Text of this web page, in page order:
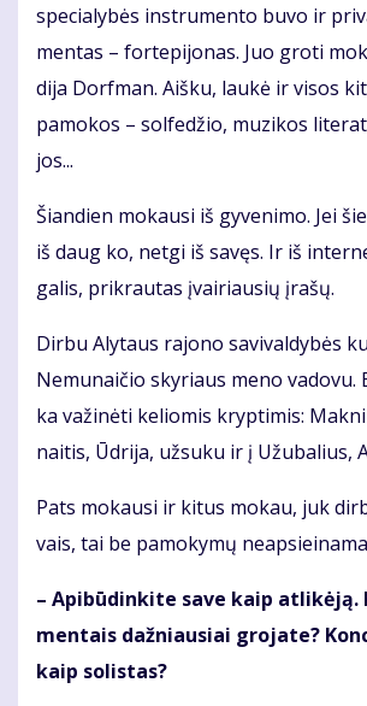
spe­cia­ly­bės in­stru­men­to bu­vo ir
men­tas – for­te­pi­jo­nas. Juo gro­ti
di­ja Dorf­man. Aiš­ku, lau­kė ir vi­sos
pa­mo­kos – sol­fe­džio, mu­zi­kos
jos...
Šian­dien mo­kau­si iš gy­ve­ni­mo. Jei
iš daug ko, net­gi iš sa­vęs. Ir iš
ga­lis, pri­krau­tas įvai­riau­sių įra­šų.
Dir­bu Aly­taus ra­jo­no sa­vi­val­dy­bės
Ne­mu­nai­čio sky­riaus me­no
ka va­ži­nė­ti ke­lio­mis kryp­ti­mis:
nai­tis, Ūd­ri­ja, už­su­ku ir į Užu­ba­lius,
Pats mo­kau­si ir ki­tus mo­kau, juk
vais, tai be pa­mo­ky­mų
– Api­bū­din­ki­te sa­ve kaip
men­tais daž­niau­siai gro­ja­te?
kaip so­lis­tas?